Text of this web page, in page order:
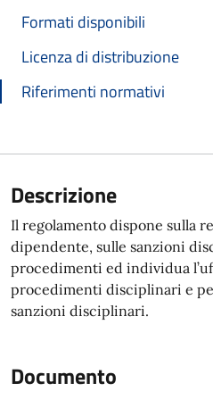
Formati disponibili
Licenza di distribuzione
Riferimenti normativi
Descrizione
Il regolamento dispone sulla
dipendente, sulle sanzioni
procedimenti ed individua
procedimenti disciplinari e
sanzioni disciplinari.
Documento